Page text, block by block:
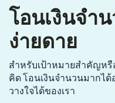
โอนเงินจำ
ง่ายดาย
สำหรับเป้าหมายสำคัญหรื
คิด โอนเงินจำนวนมากไ
วางใจได้ของเรา